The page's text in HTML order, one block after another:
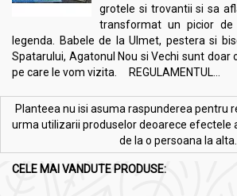
grotele si trovantii si sa
transformat un picior
legenda. Babele de la Ulmet, pestera si
Spatarului, Agatonul Nou si Vechi sunt doar
pe care le vom vizita. REGULAMENTUL...
Planteea nu isi asuma raspunderea pentru
urma utilizarii produselor deoarece efectele
de la o persoana la alta.
CELE MAI VANDUTE PRODUSE: